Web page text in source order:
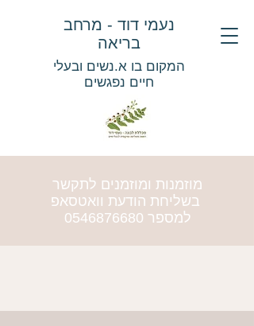
נעמי דוד - מרחב
בריאה
המקום בו א.נשים ובעלי
חיים נפגשים
מוזמנות ומוזמנים לתקשר
בשליחת הודעת וואטסאפ
למספר 0546876680